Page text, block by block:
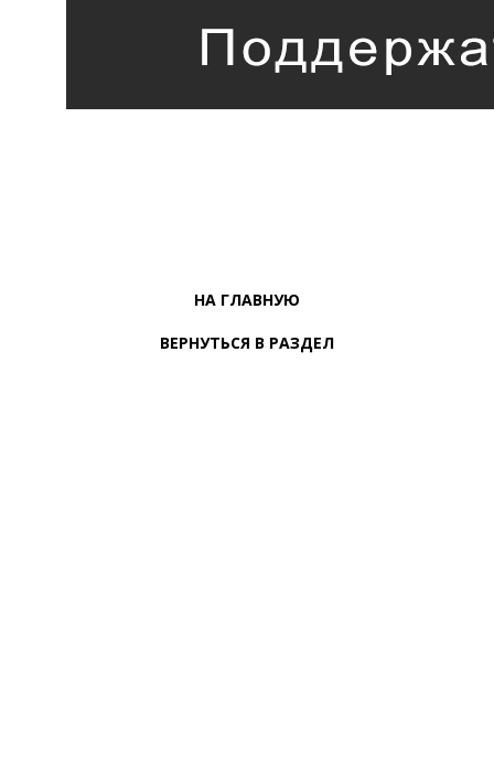
НА ГЛАВНУЮ
ВЕРНУТЬСЯ В РАЗДЕЛ